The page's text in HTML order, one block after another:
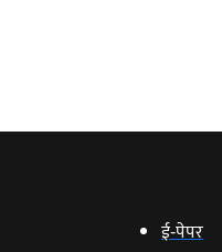
ई‑पेपर